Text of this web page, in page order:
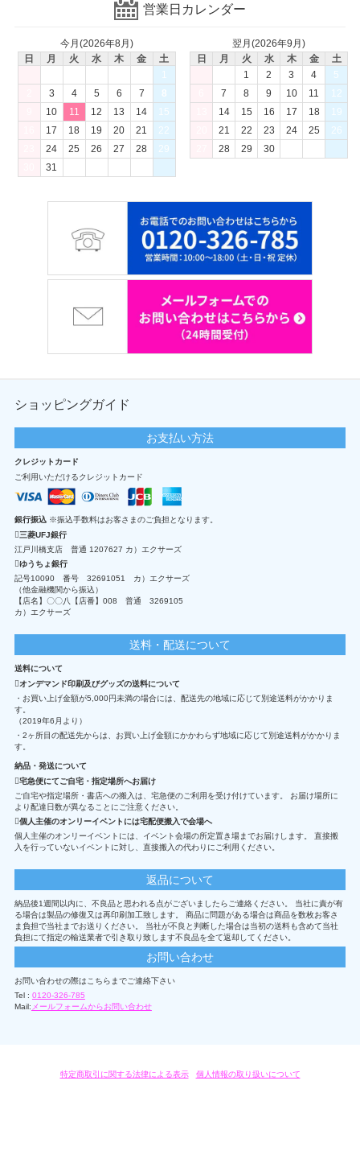
営業日カレンダー
今月(2026年8月)
日
月 火 水 木 金
土
1
3 4 5 6 7
8
10 11 12 13 14
15
17 18 19 20 21
22
24 25 26 27 28
29
31
翌月(2026年9月)
日
月 火 水 木 金
土
1
2 3 4
5
7 8 9 10 11
12
14 15 16 17 18
19
21 22 23 24 25
26
28 29 30
ショッピングガイド
お支払い方法
クレジットカード
ご利用いただけるクレジットカード
銀行振込 ※振込手数料はお客さまのご負担となります。
三菱UFJ銀行
江戸川橋支店 普通 1207627 カ）エクサーズ
ゆうちょ銀行
記号10090 番号 32691051 カ）エクサーズ
（他金融機関から振込）
【店名】〇〇八【店番】008 普通 3269105
カ）エクサーズ
送料・配送について
送料について
オンデマンド印刷及びグッズの送料について
・お買い上げ金額が5,000円未満の場合には、配送先の地域に応じて別途送料がかかりま
す。
（2019年6月より）
・2ヶ所目の配送先からは、お買い上げ金額にかかわらず地域に応じて別途送料がかかりま
す。
納品・発送について
宅急便にてご自宅・指定場所へお届け
ご自宅や指定場所・書店への搬入は、宅急便のご利用を受け付けています。 お届け場所に
より配達日数が異なることにご注意ください。
個人主催のオンリーイベントには宅配便搬入で会場へ
個人主催のオンリーイベントには、イベント会場の所定置き場までお届けします。 直接搬
入を行っていないイベントに対し、直接搬入の代わりにご利用ください。
返品について
納品後1週間以内に、不良品と思われる点がございましたらご連絡ください。 当社に責が有
る場合は製品の修復又は再印刷加工致します。 商品に問題がある場合は商品を数枚お客さ
ま負担で当社までお送りください。 当社が不良と判断した場合は当初の送料も含めて当社
負担にて指定の輸送業者で引き取り致します不良品を全て返却してください。
お問い合わせ
お問い合わせの際はこちらまでご連絡下さい
Tel : 0120-326-785
Mail: メールフォームからお問い合わせ
特定商取引に関する法律による表示/ 個人情報の取り扱いについて